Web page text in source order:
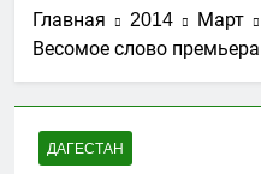
Главная 2014 Март
Весомое слово премьера
ДАГЕСТАН